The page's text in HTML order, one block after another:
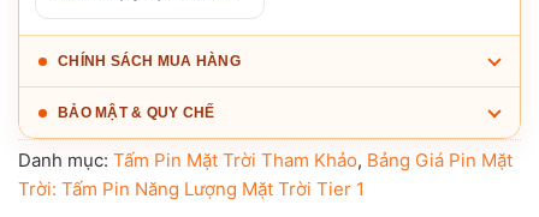
CHÍNH SÁCH MUA HÀNG
BẢO MẬT & QUY CHẾ
Danh mục: Tấm Pin Mặt Trời Tham Khảo, Bảng Giá Pin Mặt
Trời: Tấm Pin Năng Lượng Mặt Trời Tier 1